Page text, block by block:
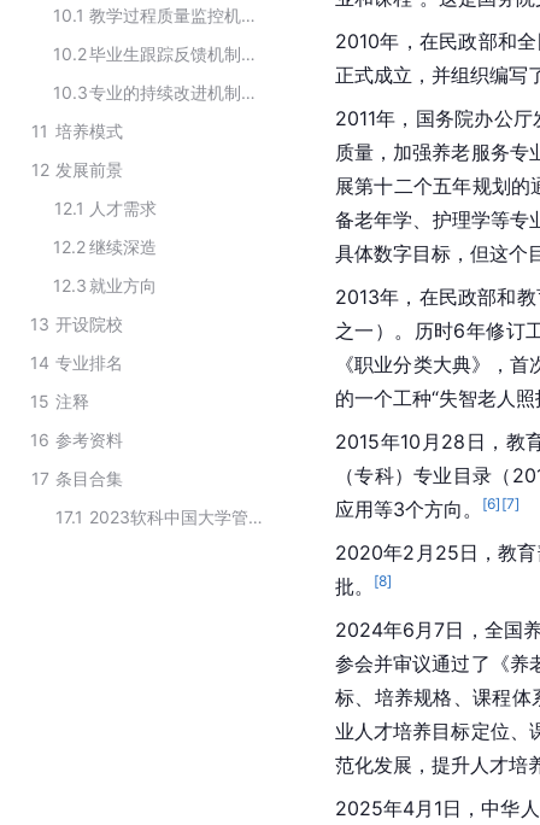
10.1
教学过程质量监控机制要求
10.2
毕业生跟踪反馈机制要求
10.3
专业的持续改进机制要求
11 培养模式
12 发展前景
12.1 人才需求
12.2继续深造
12.3 就业方向
13 开设院校
14 专业排名
15 注释
16 参考资料
17 条目合集
17.1
2023软科中国大学管理学专业本科分类
2010年，在民政部和
正式成立，并组织编写
2011年，国务院办公
质量，加强养老服务专
展第十二个五年规划
备老年学、护理学等专
具体数字目标，但这个
2013年，在民政部和
之一）。历时6年修订
《职业分类大典》，
的一个工种“失智老人
2015年10月28日，教
（专科）专业目录（
应用等3个方向。
[6] [7]
2020年2月25日，教育
批。
[8]
2024年6月7日，全国
参会并审议通过了《养
标、培养规格、课程
业人才培养目标定位、
范化发展，提升人才培
2025年4月1日，中华